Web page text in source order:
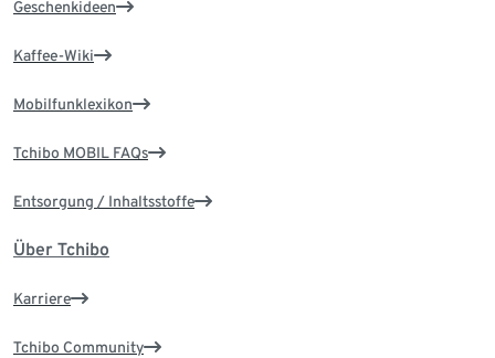
Geschenkideen
Kaffee-Wiki
Mobilfunklexikon
Tchibo MOBIL FAQs
Entsorgung / Inhaltsstoffe
Über Tchibo
Karriere
Tchibo Community